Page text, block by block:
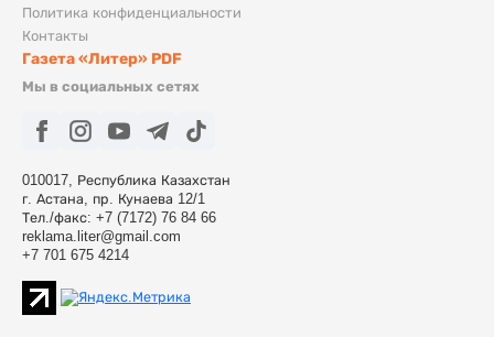
Политика конфиденциальности
Контакты
Газета «Литер» PDF
Мы в социальных сетях
010017, Республика Казахстан
г. Астана, пр. Кунаева 12/1
Тел./факс: +7 (7172) 76 84 66
reklama.liter@gmail.com
+7 701 675 4214